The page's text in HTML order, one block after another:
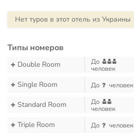
Нет туров в этот отель из Украины
Типы номеров
Double Room До
человек
Single Room До человек
Standard Room До
человек
Triple Room До человек